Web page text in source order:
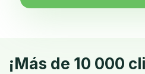
¡Más de 10 000